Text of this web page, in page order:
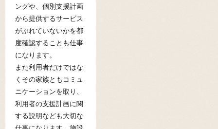
ングや、個別支援計画
から提供するサービス
がぶれていないかを都
度確認することも仕事
になります。
また利用者だけではな
くその家族ともコミュ
ニケーションを取り、
利用者の支援計画に関
する説明なども大切な